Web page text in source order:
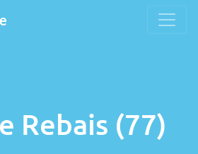
Rebais (77)